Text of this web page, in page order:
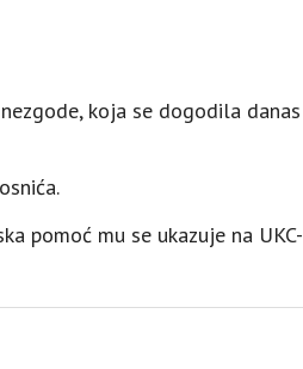
koja se dogodila danas
pomoć mu se ukazuje na UKC-